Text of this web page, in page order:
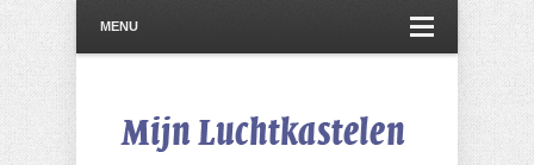
MENU